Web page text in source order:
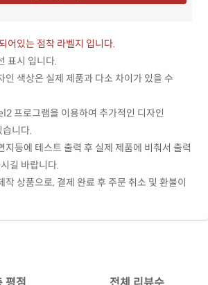
어있는 점착 라벨지 입니다.
표시 입니다.
인 색상은 실제 제품과 다소 차이가 있을 수
프로그램을 이용하여 추가적인 디자인
니다.
지등에 테스트 출력 후 실제 제품에 비춰서 출력
길 바랍니다.
작 상품으로, 결제 완료 후 주문 취소 및 환불이